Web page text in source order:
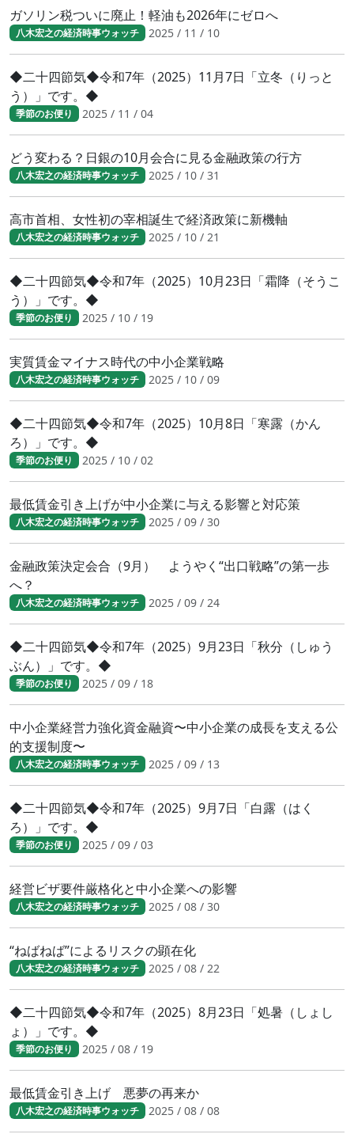
ガソリン税ついに廃止！軽油も2026年にゼロへ
八木宏之の経済時事ウォッチ 2025 / 11 / 10
◆二十四節気◆令和7年（2025）11月7日「立冬（りっと
う）」です。◆
季節のお便り 2025 / 11 / 04
どう変わる？日銀の10月会合に見る金融政策の行方
八木宏之の経済時事ウォッチ 2025 / 10 / 31
高市首相、女性初の宰相誕生で経済政策に新機軸
八木宏之の経済時事ウォッチ 2025 / 10 / 21
◆二十四節気◆令和7年（2025）10月23日「霜降（そうこ
う）」です。◆
季節のお便り 2025 / 10 / 19
実質賃金マイナス時代の中小企業戦略
八木宏之の経済時事ウォッチ 2025 / 10 / 09
◆二十四節気◆令和7年（2025）10月8日「寒露（かん
ろ）」です。◆
季節のお便り 2025 / 10 / 02
最低賃金引き上げが中小企業に与える影響と対応策
八木宏之の経済時事ウォッチ 2025 / 09 / 30
金融政策決定会合（9月） ようやく“出口戦略”の第一歩
へ？
八木宏之の経済時事ウォッチ 2025 / 09 / 24
◆二十四節気◆令和7年（2025）9月23日「秋分（しゅう
ぶん）」です。◆
季節のお便り 2025 / 09 / 18
中小企業経営力強化資金融資〜中小企業の成長を支える公
的支援制度〜
八木宏之の経済時事ウォッチ 2025 / 09 / 13
◆二十四節気◆令和7年（2025）9月7日「白露（はく
ろ）」です。◆
季節のお便り 2025 / 09 / 03
経営ビザ要件厳格化と中小企業への影響
八木宏之の経済時事ウォッチ 2025 / 08 / 30
“ねばねば”によるリスクの顕在化
八木宏之の経済時事ウォッチ 2025 / 08 / 22
◆二十四節気◆令和7年（2025）8月23日「処暑（しょし
ょ）」です。◆
季節のお便り 2025 / 08 / 19
最低賃金引き上げ 悪夢の再来か
八木宏之の経済時事ウォッチ 2025 / 08 / 08